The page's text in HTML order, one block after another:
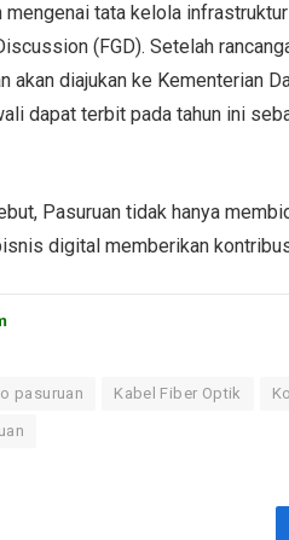
mengenai tata kelola
(FGD). Setelah
akan diajukan ke Kementerian
dapat terbit pada tahun ini
Pasuruan tidak hanya
digital memberikan
pasuruan Kabel Fiber Optik